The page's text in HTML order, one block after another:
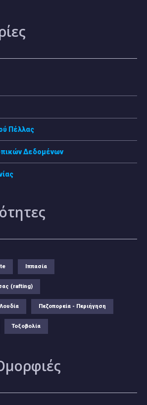
Πέλλας
Δεδομένων
Ιππασία
(rafting)
Πεζοπορεία - Περιήγηση
Τοξοβολία